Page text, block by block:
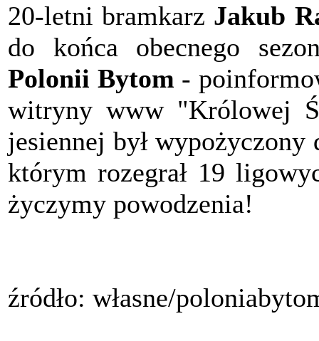
20-letni bramkarz Jakub
do końca obecnego
Polonii Bytom -
witryny www "Królowej
jesiennej był
którym rozegrał 19
życzymy powodzenia!
źródło: własne/